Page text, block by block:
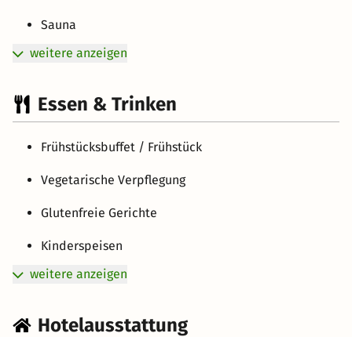
Sauna
weitere anzeigen
Essen & Trinken
Frühstücksbuffet / Frühstück
Vegetarische Verpflegung
Glutenfreie Gerichte
Kinderspeisen
weitere anzeigen
Hotelausstattung